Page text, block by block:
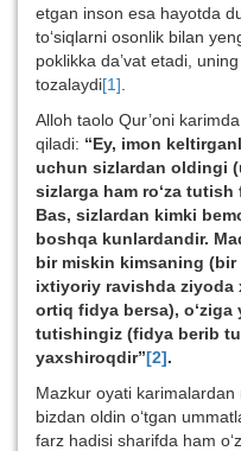
etgan inson esa hayotda
to‘siqlarni osonlik bilan
poklikka da’vat etadi,
tozalaydi[1]
Alloh taolo Qur’oni
qiladi: “Ey, imon
uchun sizlardan oldingi
sizlarga ham ro‘za
Bas, sizlardan kimki
boshqa kunlardandir.
bir miskin kimsaning
ixtiyoriy ravishda ziyoda
ortiq fidya bersa), o‘ziga
tutishingiz (fidya berib
yaxshiroqdir”[2].
Mazkur oyati karimalardan
bizdan oldin o‘tgan
farz hadisi sharifda ham